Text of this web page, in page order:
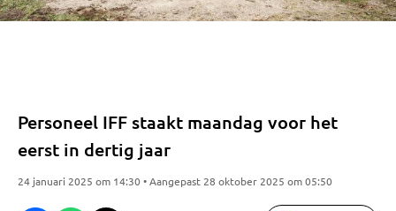
Personeel IFF staakt maandag voor het
eerst in dertig jaar
24 januari 2025 om 14:30 • Aangepast 28 oktober 2025 om 05:50